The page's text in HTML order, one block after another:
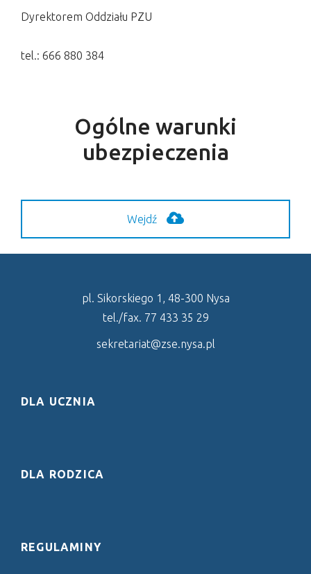
Dyrektorem Oddziału PZU
tel.: 666 880 384
Ogólne warunki
ubezpieczenia
Wejdź
pl. Sikorskiego 1, 48-300 Nysa
tel./fax. 77 433 35 29
sekretariat@zse.nysa.pl
DLA UCZNIA
DLA RODZICA
REGULAMINY